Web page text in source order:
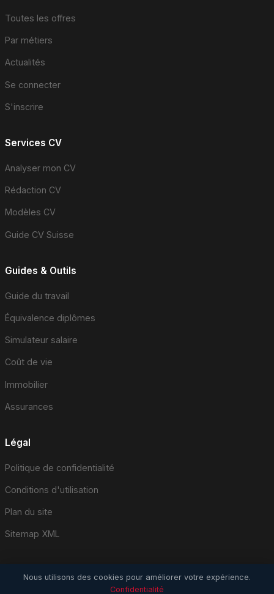
Toutes les offres
Par métiers
Actualités
Se connecter
S'inscrire
Services CV
Analyser mon CV
Rédaction CV
Modèles CV
Guide CV Suisse
Guides & Outils
Guide du travail
Équivalence diplômes
Simulateur salaire
Coût de vie
Immobilier
Assurances
Légal
Politique de confidentialité
Conditions d'utilisation
Plan du site
Sitemap XML
Nous utilisons des cookies pour améliorer votre expérience.
Confidentialité